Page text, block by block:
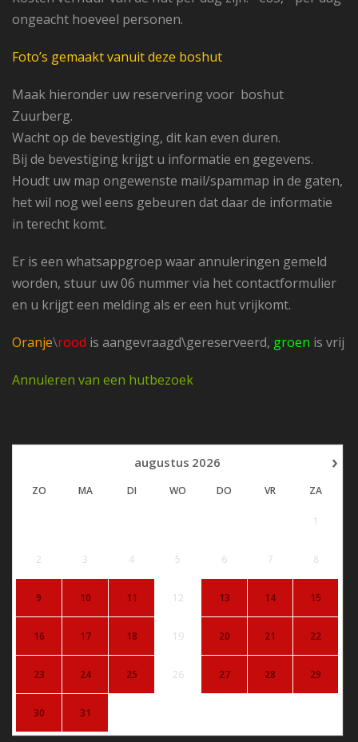
ongeacht hoeveel personen.
Foto’s gemaakt vanuit deze boshut
Maak hieronder uw reservering voor boshut
Zuurberg.
Wacht op de bevestiging, dit kan even duren.
Bij de bevestiging krijgt u informatie en gegevens.
Houdt uw map ongewenste mail/spammap in de gaten,
het wil nog wel eens gebeuren dat daar de informatie
in terecht komt.
Er is een whatsappgroep waar annuleringen gemeld
worden, stuur uw 06 nummer via het contactformulier
en u krijgt een melding als er een hut vrijkomt.
Oranje\rood is aangevraagd\gereserveerd, groen is vrij
Annuleren van een hutbezoek
›
augustus 2026
ZO MA DI WO DO VR ZA
1
2 3 4 5 6 7 8
9 10 11 12 13 14 15
16 17 18 19 20 21 22
23 24 25 26 27 28 29
30 31